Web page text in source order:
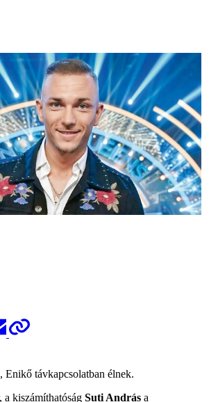
Enikő távkapcsolatban élnek.
a kiszámíthatóság Suti András a